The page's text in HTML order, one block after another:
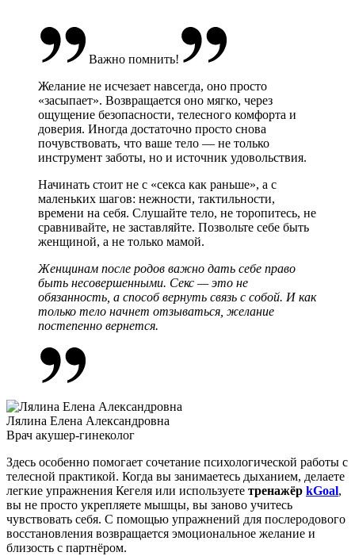
Важно помнить!
Желание не исчезает навсегда, оно просто
«засыпает». Возвращается оно мягко, через
ощущение безопасности, телесного комфорта и
доверия. Иногда достаточно просто снова
почувствовать, что ваше тело — не только
инструмент заботы, но и источник удовольствия.
Начинать стоит не с «секса как раньше», а с
маленьких шагов: нежности, тактильности,
времени на себя. Слушайте тело, не торопитесь, не
сравнивайте, не заставляйте. Позвольте себе быть
женщиной, а не только мамой.
Женщинам после родов важно дать себе право
быть несовершенными. Секс — это не
обязанность, а способ вернуть связь с собой. И как
только тело начнет отзываться, желание
постепенно вернется.
Лялина Елена Александровна
Врач акушер-гинеколог
Здесь особенно помогает сочетание психологической работы с
телесной практикой. Когда вы занимаетесь дыханием, делаете
легкие упражнения Кегеля или используете тренажёр kGoal,
вы не просто укрепляете мышцы, вы заново учитесь
чувствовать себя. С помощью упражнений для послеродового
восстановления возвращается эмоциональное желание и
близость с партнёром.